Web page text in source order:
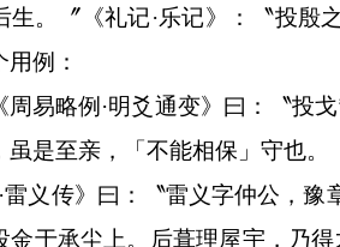
生。〞《礼记·乐记》：〝投殷
例：
周易略例·明爻通变》曰：〝投
虽是至亲，「不能相保」守也。
雷义传》曰：〝雷义字仲公，豫
金于承尘上。后葺理屋宇，乃